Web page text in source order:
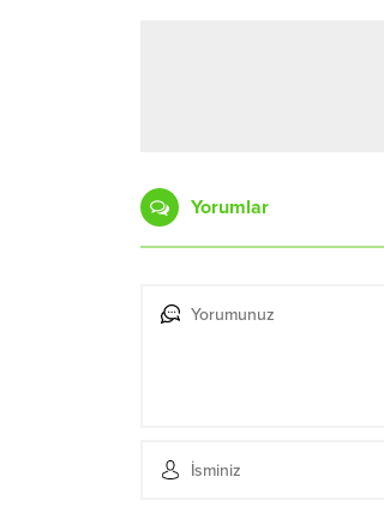
Yorumlar